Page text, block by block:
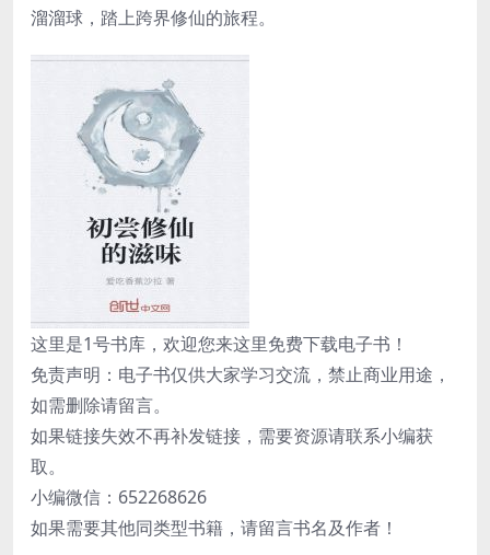
溜溜球，踏上跨界修仙的旅程。
这里是1号书库，欢迎您来这里免费下载电子书！
免责声明：电子书仅供大家学习交流，禁止商业用途，
如需删除请留言。
如果链接失效不再补发链接，需要资源请联系小编获
取。
小编微信：652268626
如果需要其他同类型书籍，请留言书名及作者！